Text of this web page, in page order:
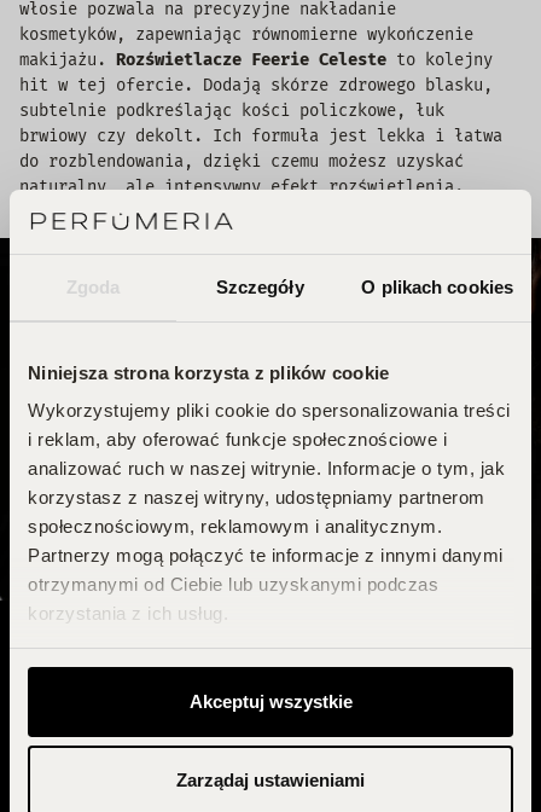
Zgoda Szczegóły O plikach cookies
Niniejsza strona korzysta z plików cookie
Wykorzystujemy pliki cookie do spersonalizowania treści
i reklam, aby oferować funkcje społecznościowe i
analizować ruch w naszej witrynie. Informacje o tym, jak
korzystasz z naszej witryny, udostępniamy partnerom
społecznościowym, reklamowym i analitycznym.
Partnerzy mogą połączyć te informacje z innymi danymi
otrzymanymi od Ciebie lub uzyskanymi podczas
korzystania z ich usług.
Akceptuj wszystkie
Zarządaj ustawieniami
włosie pozwala na precyzyjne nakładanie
kosmetyków, zapewniając równomierne wykończenie
makijażu. Rozświetlacze Feerie Celeste to kolejny
hit w tej ofercie. Dodają skórze zdrowego blasku,
subtelnie podkreślając kości policzkowe, łuk
brwiowy czy dekolt. Ich formuła jest lekka i łatwa
do rozblendowania, dzięki czemu możesz uzyskać
naturalny, ale intensywny efekt rozświetlenia.
odbierz rabat 🟎 odbierz rabat 🟎
-5%
Zapisz się i zgarnij 5%
rabatu!
Dołącz do newslettera i zyskaj: